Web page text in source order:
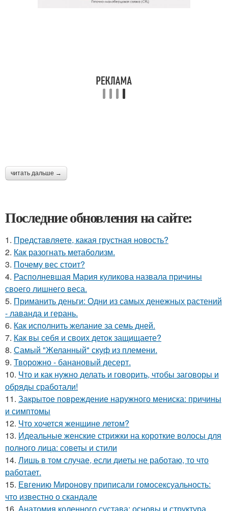
читать дальше →
Последние обновления на сайте:
1. Представляете, какая грустная новость?
2. Как разогнать метаболизм.
3. Почему вес стоит?
4. Располневшая Мария куликова назвала причины
своего лишнего веса.
5. Приманить деньги: Одни из самых денежных растений
- лаванда и герань.
6. Как исполнить желание за семь дней.
7. Как вы себя и своих деток защищаете?
8. Самый "Желанный" скуф из племени.
9. Творожно - банановый десерт.
10. Что и как нужно делать и говорить, чтобы заговоры и
обряды сработали!
11. Закрытое повреждение наружного мениска: причины
и симптомы
12. Что хочется женщине летом?
13. Идеальные женские стрижки на короткие волосы для
полного лица: советы и стили
14. Лишь в том случае, если диеты не работаю, то что
работает.
15. Евгению Миронову приписали гомосексуальность:
что известно о скандале